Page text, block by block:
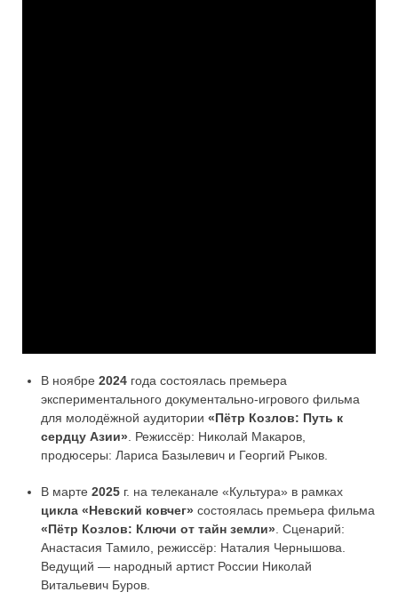
В ноябре 2024 года состоялась премьера
экспериментального документально-игрового фильма
для молодёжной аудитории «Пётр Козлов: Путь к
сердцу Азии» . Режиссёр: Николай Макаров,
продюсеры: Лариса Базылевич и Георгий Рыков.
В марте 2025 г. на телеканале «Культура» в рамках
цикла «Невский ковчег» состоялась премьера фильма
«Пётр Козлов: Ключи от тайн земли» . Сценарий:
Анастасия Тамило, режиссёр: Наталия Чернышова.
Ведущий — народный артист России Николай
Витальевич Буров.